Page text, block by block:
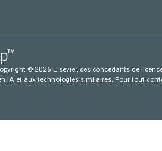
© 2026 Elsevier, ses concédants de
IA et aux technologies similaires. Pour tout